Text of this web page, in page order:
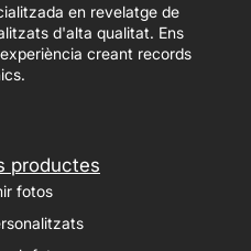
en revelatge de
d'alta qualitat. Ens
creant records
productes
fotos